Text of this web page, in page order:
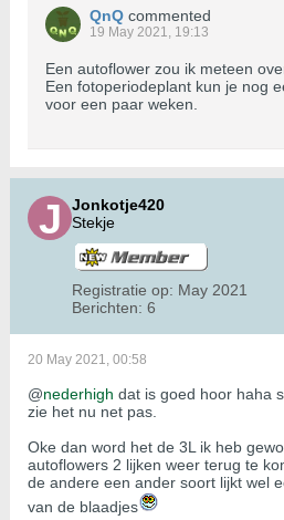
QnQ commented
19 May 2021, 19:13
Een autoflower zou ik meteen
Een fotoperiodeplant kun je nog
voor een paar weken.
Jonkotje420
Stekje
Registratie op: May 2021
Berichten: 6
20 May 2021, 00:58
@nederhigh dat is goed hoor haha
zie het nu net pas.
Oke dan word het de 3L ik heb
autoflowers 2 lijken weer terug te
de andere een ander soort lijkt wel
van de blaadjes